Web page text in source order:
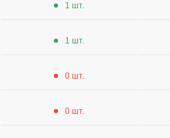
1 шт.
1 шт.
0 шт.
0 шт.